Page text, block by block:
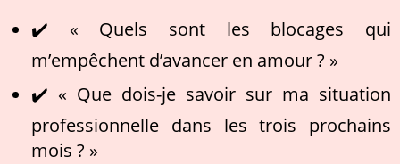
✔️ « Quels sont les blocages qui
m’empêchent d’avancer en amour ? »
✔️ « Que dois-je savoir sur ma situation
professionnelle dans les trois prochains
mois ? »